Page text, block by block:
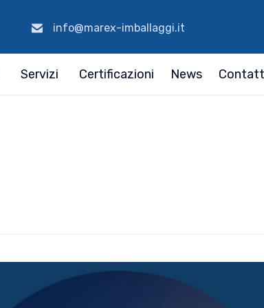
info@marex-imballaggi.it
Servizi Certificazioni News